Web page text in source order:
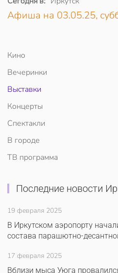
Афиша на 03.05.25,
Кино
Вечеринки
Выставки
Концерты
Спектакли
В городе
ТВ программа
Последние новости
19 февраля 2025
В Иркутском аэропорту
состава парашютно-
17 февраля 2025
Вблизи мыса Уюга